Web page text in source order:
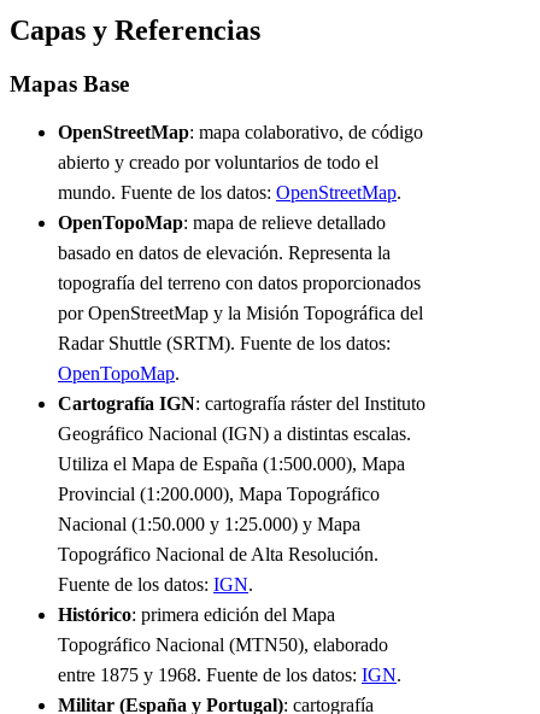
Capas y Referencias
Mapas Base
OpenStreetMap: mapa colaborativo, de código
abierto y creado por voluntarios de todo el
mundo. Fuente de los datos: OpenStreetMap.
OpenTopoMap: mapa de relieve detallado
basado en datos de elevación. Representa la
topografía del terreno con datos proporcionados
por OpenStreetMap y la Misión Topográfica del
Radar Shuttle (SRTM). Fuente de los datos:
OpenTopoMap.
Cartografía IGN: cartografía ráster del Instituto
Geográfico Nacional (IGN) a distintas escalas.
Utiliza el Mapa de España (1:500.000), Mapa
Provincial (1:200.000), Mapa Topográfico
Nacional (1:50.000 y 1:25.000) y Mapa
Topográfico Nacional de Alta Resolución.
Fuente de los datos: IGN.
Histórico: primera edición del Mapa
Topográfico Nacional (MTN50), elaborado
entre 1875 y 1968. Fuente de los datos: IGN.
Militar (España y Portugal): cartografía